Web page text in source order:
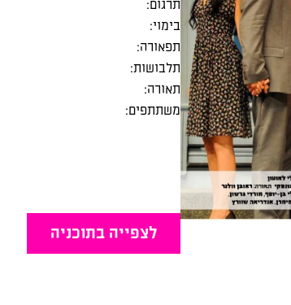
תרגום:
בימוי:
תפאורה:
תלבושות:
תאורה:
משתתפים:
לצפייה בתוכניה